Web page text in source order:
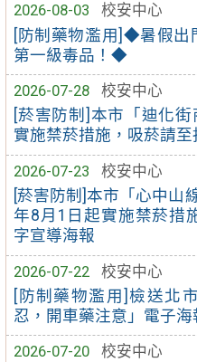
2026-08-03
校安中心
[防制藥物濫用]◆暑假出
第一級毒品！◆
2026-07-28
校安中心
[菸害防制]本市「迪化
實施禁菸措施，吸菸請
2026-07-23
校安中心
[菸害防制]本市「心中山
年8月1日起實施禁菸措
字宣導海報
2026-07-22
校安中心
[防制藥物濫用]檢送北
忍，開車藥注意」電子海
2026-07-20
校安中心